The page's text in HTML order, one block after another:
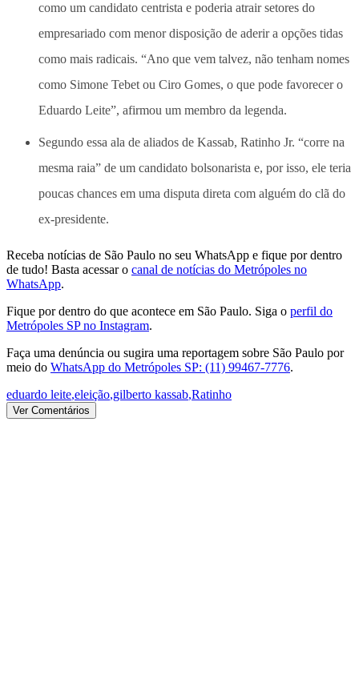
como um candidato centrista e poderia atrair setores do
empresariado com menor disposição de aderir a opções tidas
como mais radicais. “Ano que vem talvez, não tenham nomes
como Simone Tebet ou Ciro Gomes, o que pode favorecer o
Eduardo Leite”, afirmou um membro da legenda.
Segundo essa ala de aliados de Kassab, Ratinho Jr. “corre na
mesma raia” de um candidato bolsonarista e, por isso, ele teria
poucas chances em uma disputa direta com alguém do clã do
ex-presidente.
Receba notícias de São Paulo no seu WhatsApp e fique por dentro
de tudo! Basta acessar o canal de notícias do Metrópoles no
WhatsApp.
Fique por dentro do que acontece em São Paulo. Siga o perfil do
Metrópoles SP no Instagram.
Faça uma denúncia ou sugira uma reportagem sobre São Paulo por
meio do WhatsApp do Metrópoles SP: (11) 99467-7776.
eduardo leite,eleição,gilberto kassab,Ratinho
Ver Comentários